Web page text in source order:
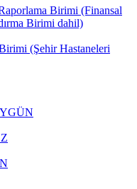
Birimi (Finansal
Birimi dahil)
(Şehir Hastaneleri